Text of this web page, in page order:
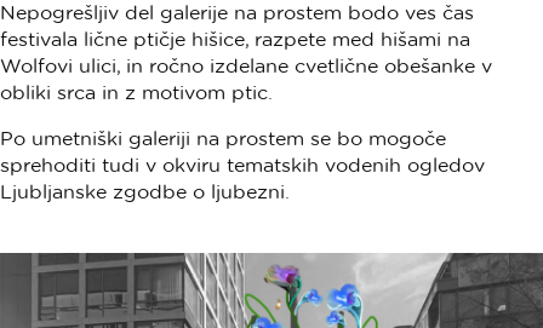
Nepogrešljiv del galerije na prostem bodo ves čas
festivala lične ptičje hišice, razpete med hišami na
Wolfovi ulici, in ročno izdelane cvetlične obešanke v
obliki srca in z motivom ptic.
Po umetniški galeriji na prostem se bo mogoče
sprehoditi tudi v okviru tematskih vodenih ogledov
Ljubljanske zgodbe o ljubezni.